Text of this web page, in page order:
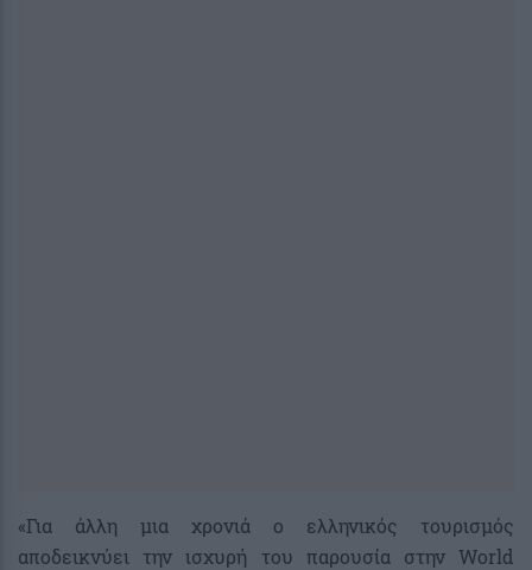
«Για άλλη μια χρονιά ο ελληνικός τουρισμός
αποδεικνύει την ισχυρή του παρουσία στην World